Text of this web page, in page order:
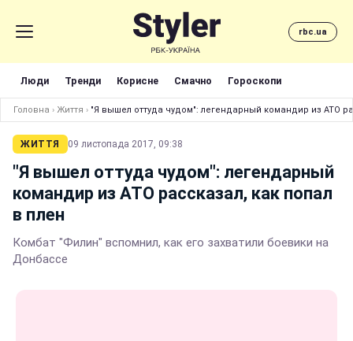
rbc.ua
Люди Тренди Корисне Смачно Гороскопи
Головна › Життя › "Я вышел оттуда чудом": легендарный командир из АТО
ЖИТТЯ 09 листопада 2017, 09:38
"Я вышел оттуда чудом": легендарный
командир из АТО рассказал, как попал
в плен
Комбат "Филин" вспомнил, как его захватили боевики на
Донбассе